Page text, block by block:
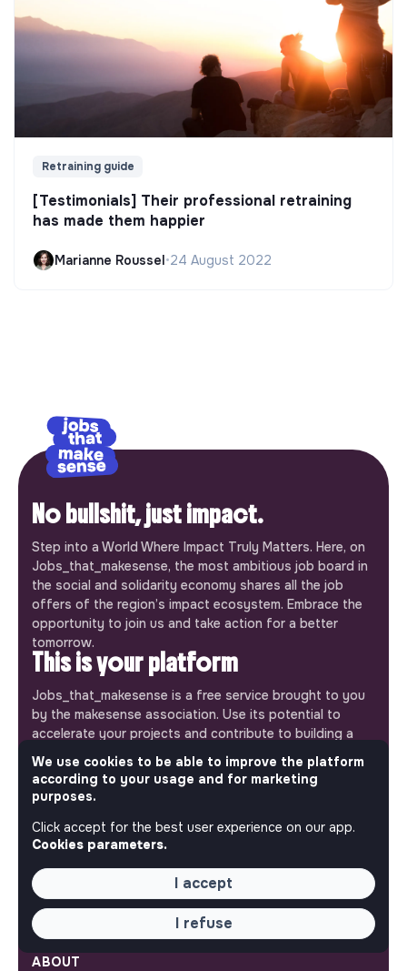
Retraining guide
[Testimonials] Their professional retraining
has made them happier
Marianne Roussel•24 August 2022
No bullshit, just impact.
Step into a World Where Impact Truly Matters. Here, on
Jobs_that_makesense, the most ambitious job board in
the social and solidarity economy shares all the job
offers of the region’s impact ecosystem. Embrace the
opportunity to join us and take action for a better
tomorrow.
This is your platform
Jobs_that_makesense is a free service brought to you
by the makesense association. Use its potential to
accelerate your projects and contribute to building a
more respectful, inclusive and sustainable society.
Our mobile app
Get jobs that make sense on your phone so you never
miss an opportunity.
iPhone Android
ABOUT
We use cookies to be able to improve the platform
according to your usage and for marketing
purposes.
Click accept for the best user experience on our app.
Cookies parameters.
I accept
I refuse